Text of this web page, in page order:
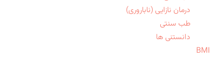
درمان نازایی (ناباروری)
طب سنتی
دانستنی ها
BMI